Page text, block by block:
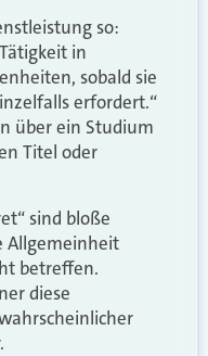
so:
in
sobald sie
erfordert.“
über ein Studium
Titel oder
sind bloße
Allgemeinheit
betreffen.
diese